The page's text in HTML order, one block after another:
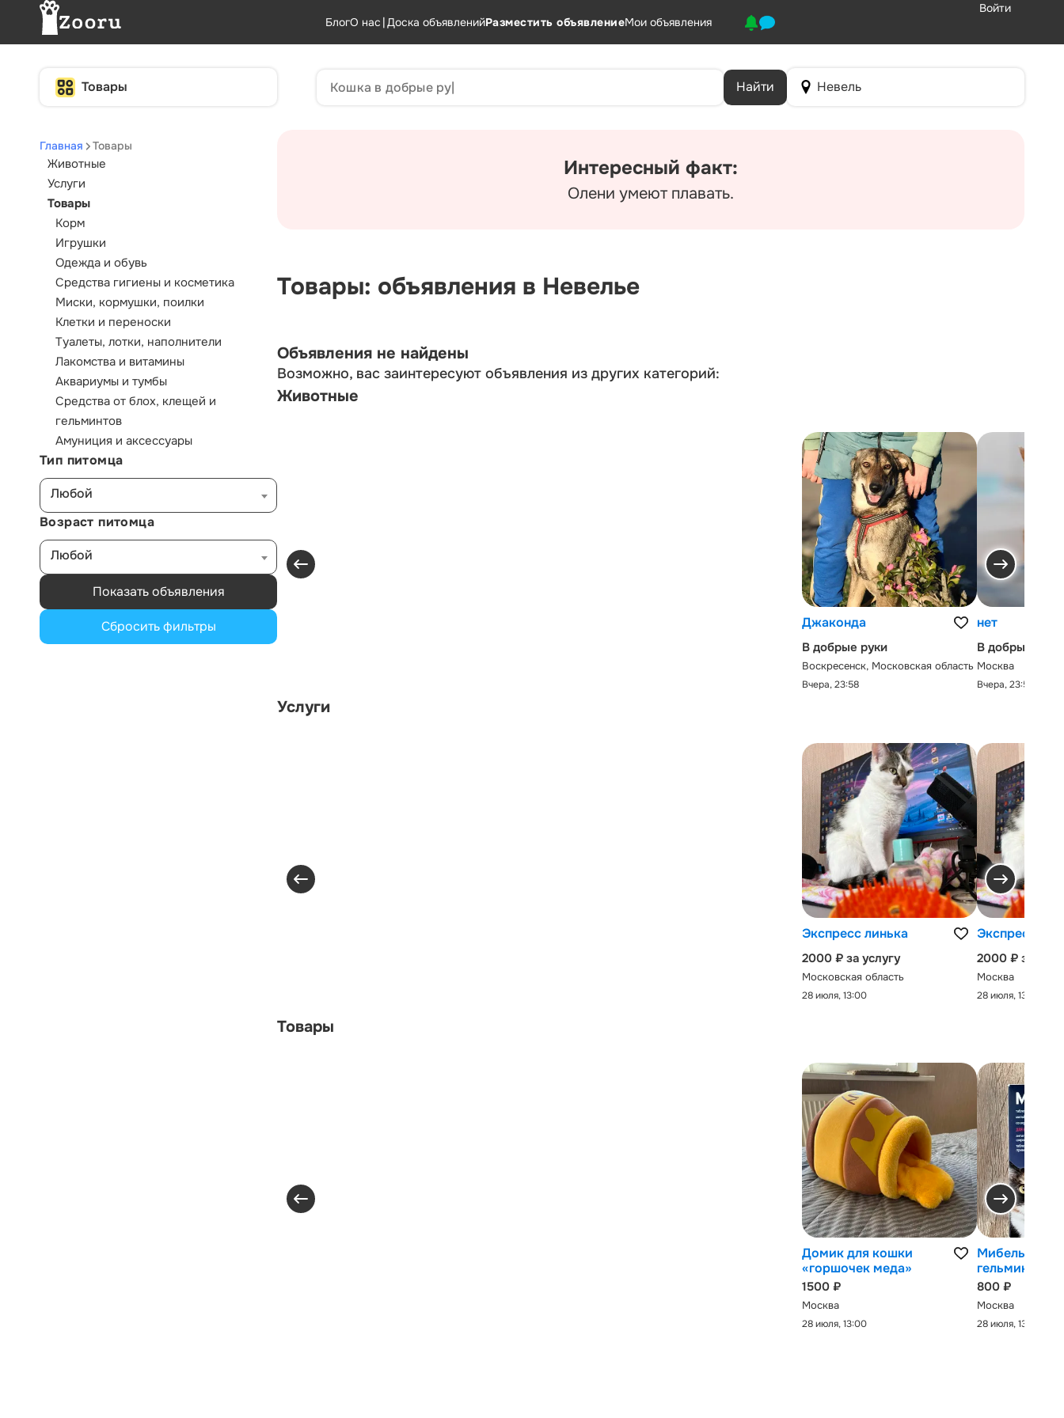
БлогО нас |Доска объявленийРазместить объявлениеМои объявления
Войти
Товары Найти Невель
Главная Товары
Животные
Услуги
Товары
Корм
Игрушки
Одежда и обувь
Средства гигиены и косметика
Миски, кормушки, поилки
Клетки и переноски
Туалеты, лотки, наполнители
Лакомства и витамины
Аквариумы и тумбы
Средства от блох, клещей и
гельминтов
Амуниция и аксессуары
Тип питомца
Любой
Возраст питомца
Любой
Показать объявления
Сбросить фильтры
Интересный факт:
Олени умеют плавать.
Товары: объявления в Невелье
Объявления не найдены
Возможно, вас заинтересуют объявления из других категорий:
Животные
Джаконда
В добрые руки
Воскресенск, Московская область
Вчера, 23:58
нет
В добрые руки
Москва
Вчера, 23:58
Услуги
Экспресс линька
2000 ₽ за услугу
Московская область
28 июля, 13:00
Экспресс-
2000 ₽ за
Москва
28 июля, 13:00
Товары
Домик для кошки
«горшочек меда»
1500 ₽
Москва
28 июля, 13:00
Мибельмакс
гельминтов
800 ₽
Москва
28 июля, 13:00